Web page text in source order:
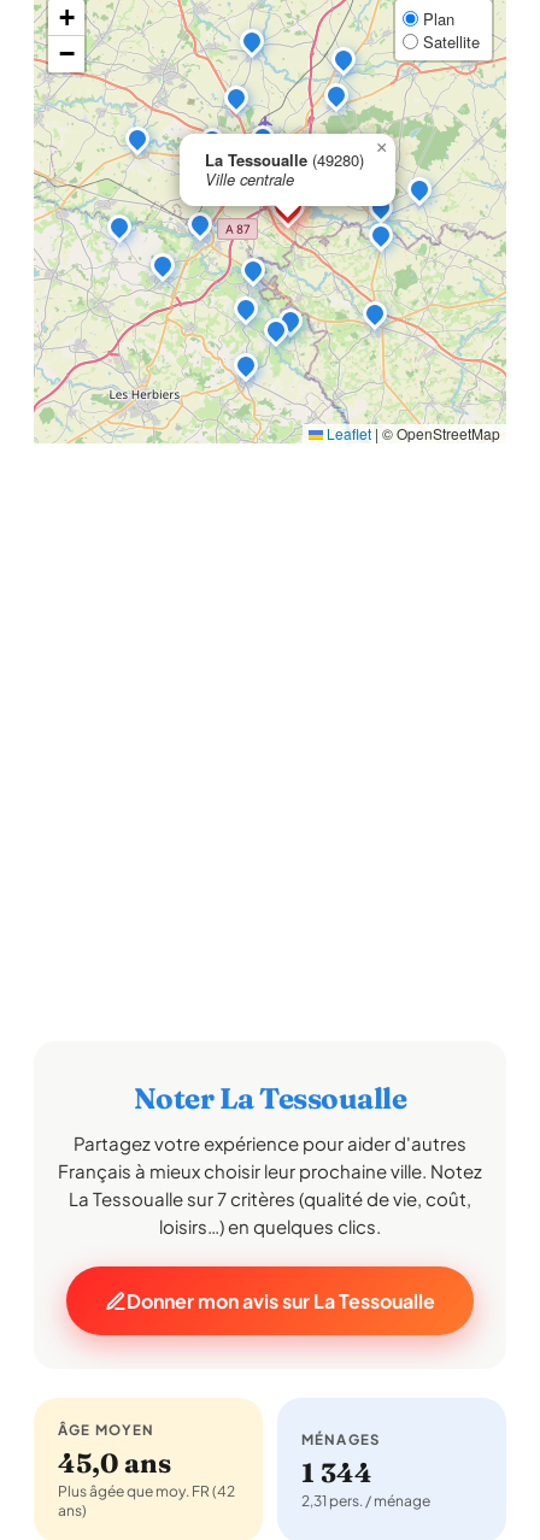
La Tessoualle (49280)
Ville centrale
×
+
−
Plan
Satellite
Leaflet | © OpenStreetMap
Noter La Tessoualle
Partagez votre expérience pour aider d'autres
Français à mieux choisir leur prochaine ville. Notez
La Tessoualle sur 7 critères (qualité de vie, coût,
loisirs…) en quelques clics.
Donner mon avis sur La Tessoualle
ÂGE MOYEN
45,0 ans
Plus âgée que moy. FR (42
ans)
MÉNAGES
1 344
2,31 pers. / ménage